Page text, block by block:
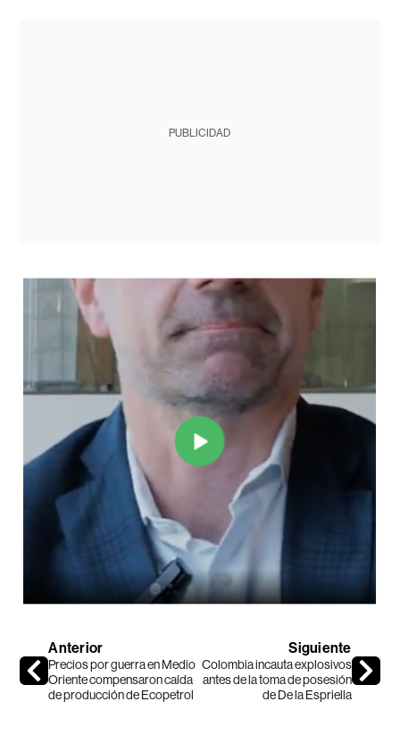
PUBLICIDAD
Anterior
Precios por guerra en Medio
Oriente compensaron caída
de producción de Ecopetrol
Siguiente
Colombia incauta explosivos
antes de la toma de posesión
de De la Espriella